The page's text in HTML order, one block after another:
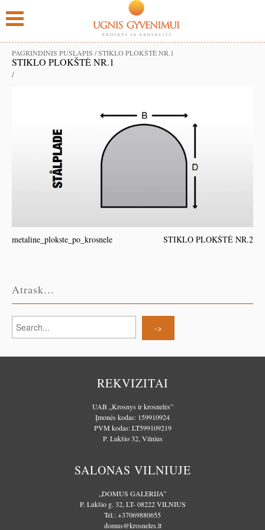
PAGRINDINIS PUSLAPIS /STIKLO PLOKŠTĖ NR.1
STIKLO PLOKŠTĖ NR.1
/
metaline_plokste_po_krosnele STIKLO PLOKŠTĖ NR.2
Atrask...
REKVIZITAI
UAB „Krosnys ir krosnelės”
Įmonės kodas: 159910924
PVM kodas: LT599109219
P. Lukšio 32, Vilnius
SALONAS VILNIUJE
„DOMUS GALERIJA”
P. Lukšio g. 32, LT- 08222 VILNIUS
Tel.:+37069880655
domus@krosneles.lt